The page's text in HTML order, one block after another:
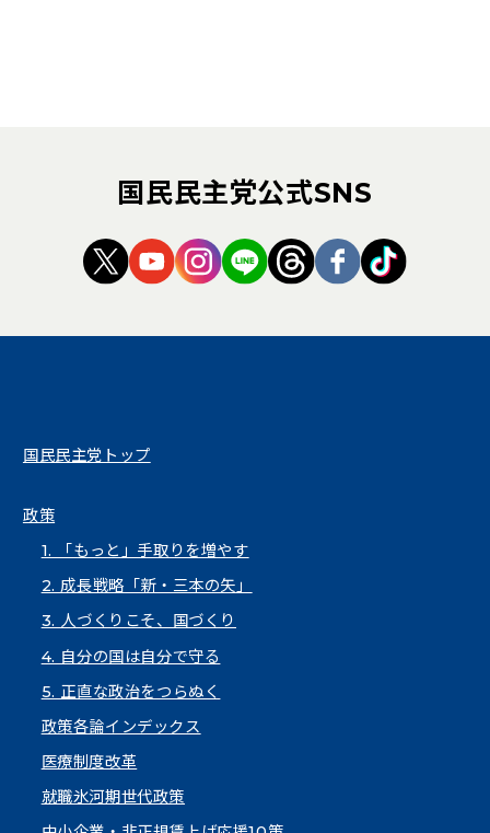
国民民主党公式SNS
（新しいタブで開く）
（新しいタブで開く）
（新しいタブで開く）
（新しいタブで開く）
（新しいタブで開
（新しいタブ
（新しい
国民民主党トップ
政策
1. 「もっと」手取りを増やす
2. 成長戦略「新・三本の矢」
3. 人づくりこそ、国づくり
4. 自分の国は自分で守る
5. 正直な政治をつらぬく
政策各論インデックス
医療制度改革
就職氷河期世代政策